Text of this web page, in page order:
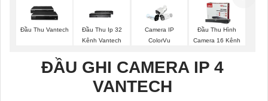
SẢN
Đầu Thu Vantech
Đầu Thu Ip 32
Kênh Vantech
Camera IP
ColorVu
Đầu Thu Hình
Camera 16 Kênh
ĐẦU GHI CAMERA IP 4
VANTECH